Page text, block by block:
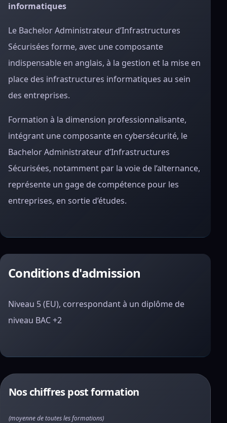
informatiques
Le Bachelor Administrateur d’Infrastructures
Sécurisées forme, avec une composante
indispensable en anglais, à la gestion et la mise en
place des infrastructures informatiques au sein
des entreprises.
Formation à la dimension professionnalisante,
intégrant une composante en cybersécurité, le
Bachelor Administrateur d’Infrastructures
Sécurisées, notamment par la voie de l’alternance,
représente un gage de compétence pour les
entreprises, en sortie d’études.
Conditions d'admission
Niveau 5 (EU), correspondant à un diplôme de
niveau BAC +2
Nos chiffres post formation
(moyenne de toutes les formations)